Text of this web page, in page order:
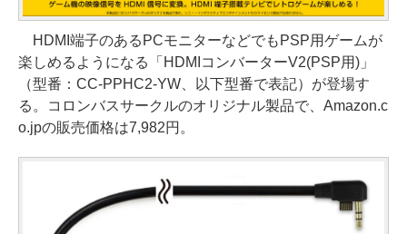
HDMI端子のあるPCモニターなどでもPSP用ゲームが
楽しめるようになる「HDMIコンバーターV2(PSP用)」
（型番：CC-PPHC2-YW、以下型番で表記）が登場す
る。コロンバスサークルのオリジナル製品で、Amazon.c
o.jpの販売価格は7,982円。